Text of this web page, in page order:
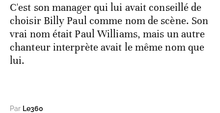
C'est son manager qui lui avait conseillé de
choisir Billy Paul comme nom de scène. Son
vrai nom était Paul Williams, mais un autre
chanteur interprète avait le même nom que
lui.
Par Le360